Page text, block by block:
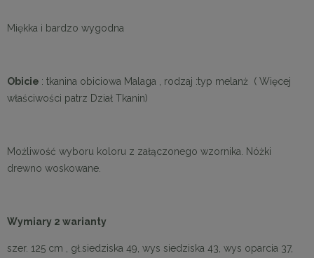
Miękka i bardzo wygodna
Obicie : tkanina obiciowa Malaga , rodzaj :typ melanż ( Więcej
właściwości patrz Dział Tkanin)
Możliwość wyboru koloru z załączonego wzornika. Nóżki
drewno woskowane.
Wymiary 2 warianty
szer. 125 cm , gł.siedziska 49, wys siedziska 43, wys oparcia 37,